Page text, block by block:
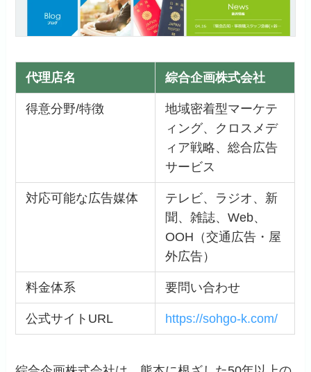
代理店名 綜合企画株式会社
得意分野/特徴
地域密着型マーケテ
ィング、クロスメデ
ィア戦略、総合広告
サービス
対応可能な広告媒体
テレビ、ラジオ、新
聞、雑誌、Web、
OOH（交通広告・屋
外広告）
料金体系 要問い合わせ
公式サイトURL https://sohgo-k.com/